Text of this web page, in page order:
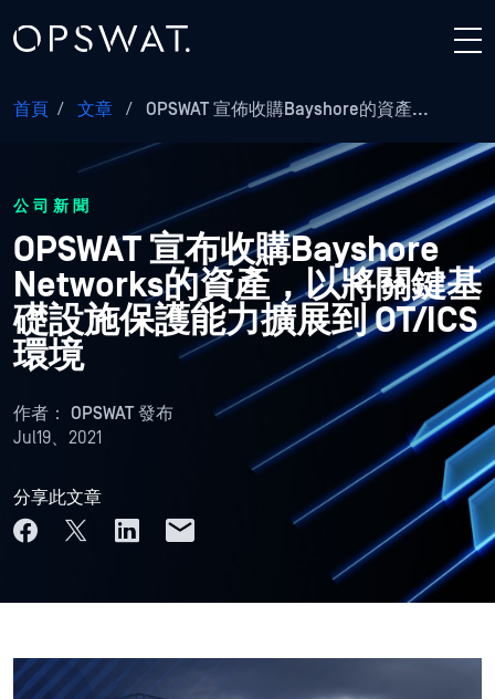
首頁 / 文章 / OPSWAT 宣佈收購Bayshore的資產...
公司新聞
OPSWAT 宣布收購Bayshore
Networks的資產，以將關鍵基
礎設施保護能力擴展到 OT/ICS
環境
作者： OPSWAT 發布
Jul19、2021
分享此文章